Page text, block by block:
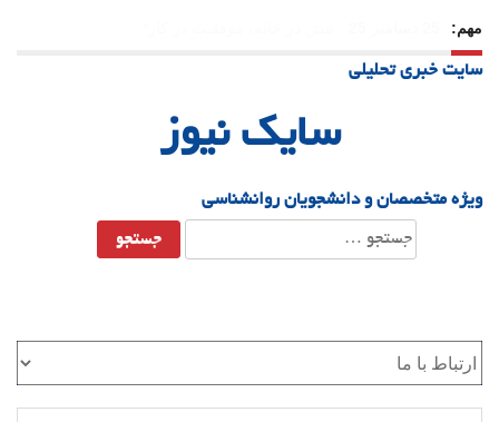
مهم:
21 دسامبر 25
سایت خبری تحلیلی
سایک نیوز
ویژه متخصصان و دانشجویان روانشناسی
جستجو
برای: